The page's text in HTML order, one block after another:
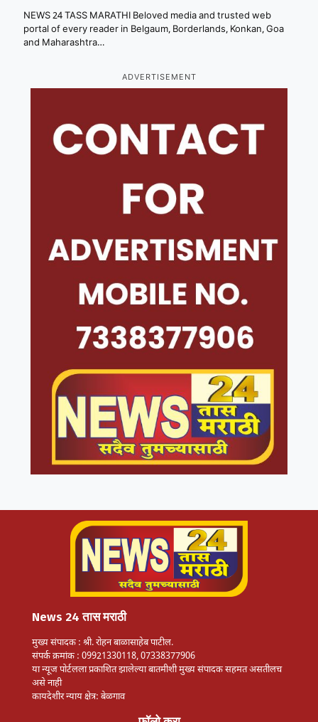
NEWS 24 TASS MARATHI Beloved media and trusted web
portal of every reader in Belgaum, Borderlands, Konkan, Goa
and Maharashtra…
ADVERTISEMENT
News 24 तास मराठी
मुख्य संपादक : श्री. रोहन बाळासाहेब पाटील.
संपर्क क्रमांक : 09921330118, 07338377906
या न्यूज पोर्टलला प्रकाशित झालेल्या बातमीशी मुख्य संपादक सहमत असतीलच
असे नाही
कायदेशीर न्याय क्षेत्र: बेळगाव